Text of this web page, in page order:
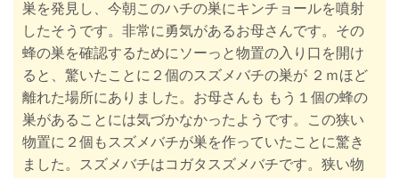
巣を発見し、今朝このハチの巣にキンチョールを噴射
したそうです。非常に勇気があるお母さんです。その
蜂の巣を確認するためにソーっと物置の入り口を開け
ると、驚いたことに２個のスズメバチの巣が ２ｍほど
離れた場所にありました。お母さんも もう１個の蜂の
巣があることには気づかなかったようです。この狭い
物置に２個もスズメバチが巣を作っていたことに驚き
ました。スズメバチはコガタスズメバチです。狭い物